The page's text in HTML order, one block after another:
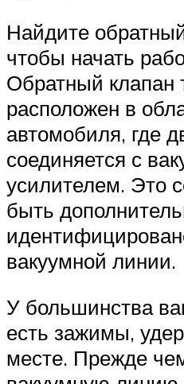
Найдите
чтобы начать
Обратный клапан
расположен в
автомобиля, где
соединяется с
усилителем. Это
быть
вакуумной линии.
У большинства
есть зажимы,
месте. Прежде